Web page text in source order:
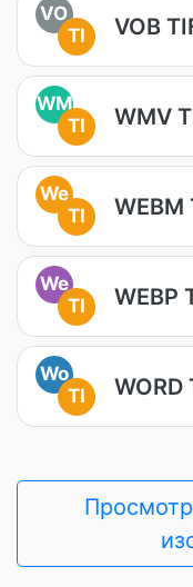
VO
TI
VOB
WM
TI
WMV
We
TI
WEBM
We
TI
WEBP
Wo
TI
WORD